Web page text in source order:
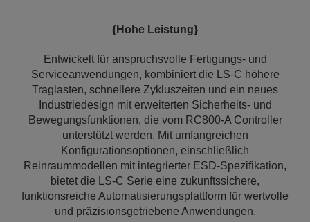
{Hohe Leistung}
Entwickelt für anspruchsvolle Fertigungs- und
Serviceanwendungen, kombiniert die LS‑C höhere
Traglasten, schnellere Zykluszeiten und ein neues
Industriedesign mit erweiterten Sicherheits- und
Bewegungsfunktionen, die vom RC800‑A Controller
unterstützt werden. Mit umfangreichen
Konfigurationsoptionen, einschließlich
Reinraummodellen mit integrierter ESD-Spezifikation,
bietet die LS‑C Serie eine zukunftssichere,
funktionsreiche Automatisierungsplattform für wertvolle
und präzisionsgetriebene Anwendungen.